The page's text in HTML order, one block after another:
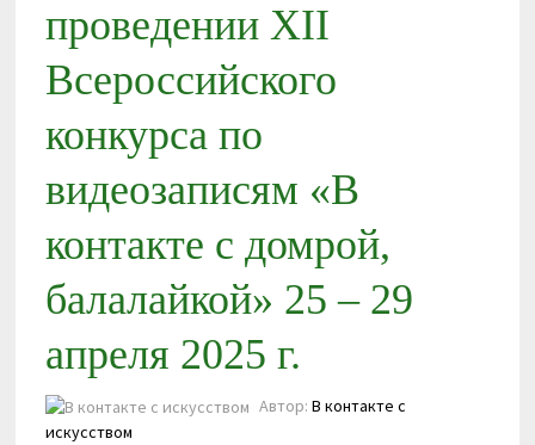
проведении XII
Всероссийского
конкурса по
видеозаписям «В
контакте с домрой,
балалайкой» 25 – 29
апреля 2025 г.
Автор:В контакте с
искусством